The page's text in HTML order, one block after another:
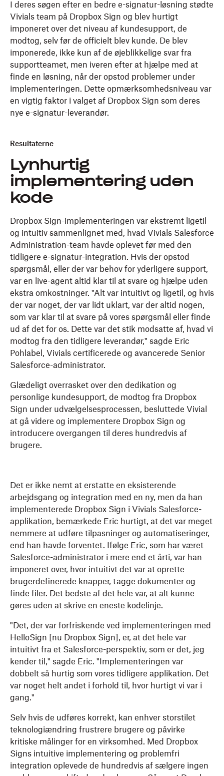
I deres søgen efter en bedre e-signatur-løsning stødte
Vivials team på Dropbox Sign og blev hurtigt
imponeret over det niveau af kundesupport, de
modtog, selv før de officielt blev kunde. De blev
imponerede, ikke kun af de øjeblikkelige svar fra
supportteamet, men iveren efter at hjælpe med at
finde en løsning, når der opstod problemer under
implementeringen. Dette opmærksomhedsniveau var
en vigtig faktor i valget af Dropbox Sign som deres
nye e-signatur-leverandør.
Resultaterne
Lynhurtig
implementering uden
kode
Dropbox Sign-implementeringen var ekstremt ligetil
og intuitiv sammenlignet med, hvad Vivials Salesforce
Administration-team havde oplevet før med den
tidligere e-signatur-integration. Hvis der opstod
spørgsmål, eller der var behov for yderligere support,
var en live-agent altid klar til at svare og hjælpe uden
ekstra omkostninger. "Alt var intuitivt og ligetil, og hvis
der var noget, der var lidt uklart, var der altid nogen,
som var klar til at svare på vores spørgsmål eller finde
ud af det for os. Dette var det stik modsatte af, hvad vi
modtog fra den tidligere leverandør," sagde Eric
Pohlabel, Vivials certificerede og avancerede Senior
Salesforce-administrator.
Glædeligt overrasket over den dedikation og
personlige kundesupport, de modtog fra Dropbox
Sign under udvælgelsesprocessen, besluttede Vivial
at gå videre og implementere Dropbox Sign og
introducere overgangen til deres hundredvis af
brugere.
Det er ikke nemt at erstatte en eksisterende
arbejdsgang og integration med en ny, men da han
implementerede Dropbox Sign i Vivials Salesforce-
applikation, bemærkede Eric hurtigt, at det var meget
nemmere at udføre tilpasninger og automatiseringer,
end han havde forventet. Ifølge Eric, som har været
Salesforce-administrator i mere end et årti, var han
imponeret over, hvor intuitivt det var at oprette
brugerdefinerede knapper, tagge dokumenter og
finde filer. Det bedste af det hele var, at alt kunne
gøres uden at skrive en eneste kodelinje.
"Det, der var forfriskende ved implementeringen med
HelloSign [nu Dropbox Sign], er, at det hele var
intuitivt fra et Salesforce-perspektiv, som er det, jeg
kender til," sagde Eric. "Implementeringen var
dobbelt så hurtig som vores tidligere applikation. Det
var noget helt andet i forhold til, hvor hurtigt vi var i
gang."
Selv hvis de udføres korrekt, kan enhver storstilet
teknologiændring frustrere brugere og påvirke
kritiske målinger for en virksomhed. Med Dropbox
Signs intuitive implementering og problemfri
integration oplevede de hundredvis af sælgere ingen